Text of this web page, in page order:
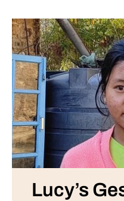
Lucy’s